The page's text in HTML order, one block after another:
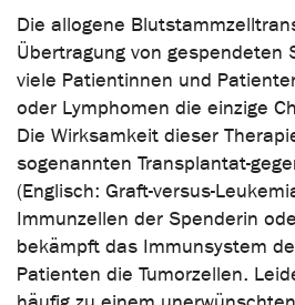
Die allogene
Übertragung von gespendeten
viele Patientinnen und
oder Lymphomen die einzige
Die Wirksamkeit dieser
sogenannten Transplantat-
(Englisch: Graft-versus-
Immunzellen der Spenderin
bekämpft das Immunsystem
Patienten die Tumorzellen.